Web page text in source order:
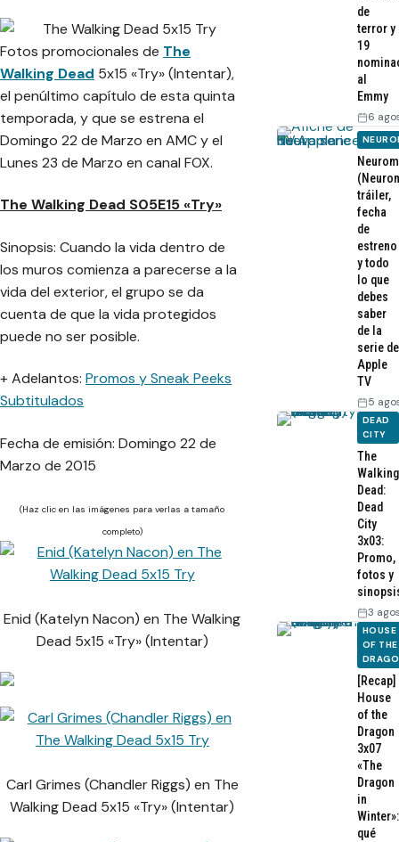
Fotos promocionales de The
Walking Dead 5x15 «Try» (Intentar),
el penúltimo capítulo de esta quinta
temporada, y que se estrena el
Domingo 22 de Marzo en AMC y el
Lunes 23 de Marzo en canal FOX.
The Walking Dead S05E15 «Try»
Sinopsis: Cuando la vida dentro de
los muros comienza a parecerse a la
vida del exterior, el grupo se da
cuenta de que la vida protegidos
puede no ser posible.
+ Adelantos: Promos y Sneak Peeks
Subtitulados
Fecha de emisión: Domingo 22 de
Marzo de 2015
(Haz clic en las imágenes para verlas a tamaño
completo)
Enid (Katelyn Nacon) en The Walking
Dead 5x15 «Try» (Intentar)
Carl Grimes (Chandler Riggs) en The
Walking Dead 5x15 «Try» (Intentar)
de
terror y
19
al
Emmy
6
tráiler,
fecha
de
estreno
y todo
lo que
debes
saber
de la
serie de
Apple
TV
5
DEAD
CITY
The
Walking
Dead:
Dead
City
3x03:
Promo,
fotos y
3
HOUSE
OF THE
[Recap]
House
of the
Dragon
3x07
«The
Dragon
in
Winter»:
qué